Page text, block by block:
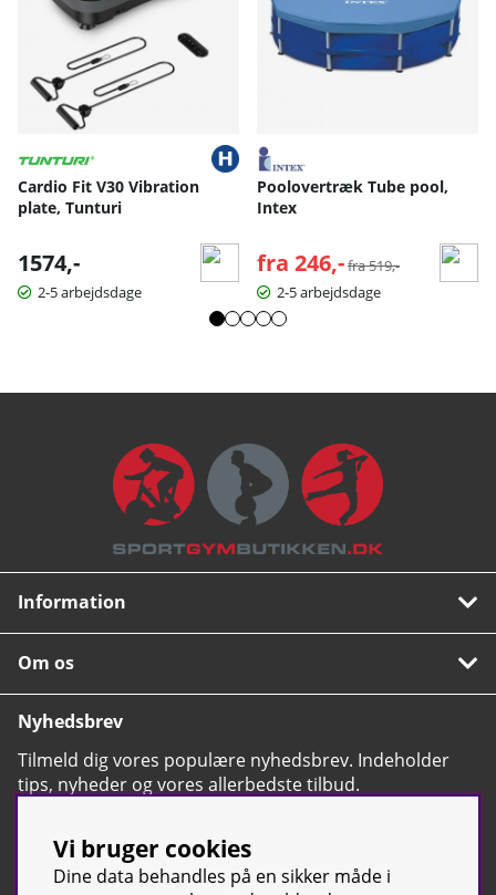
Cardio Fit V30 Vibration
plate, Tunturi
1574,-
2-5 arbejdsdage
Poolovertræk Tube pool,
Intex
fra 246,- Normalpris:
fra 519,-
2-5 arbejdsdage
Information
Om os
Nyhedsbrev
Tilmeld dig vores populære nyhedsbrev. Indeholder
tips, nyheder og vores allerbedste tilbud.
Vi bruger cookies
Dine data behandles på en sikker måde i